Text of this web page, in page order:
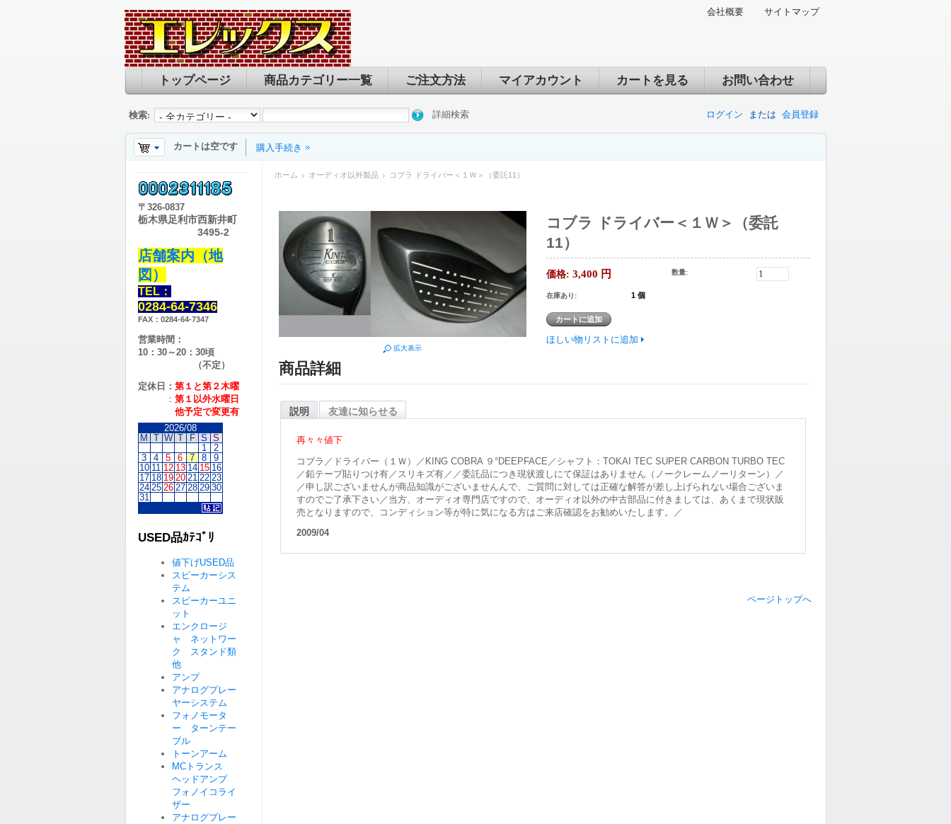
会社概要 サイトマップ
トップページ 商品カテゴリー一覧 ご注文方法 マイアカウント カートを見る お問い合わせ
ログイン または 会員登録
検索: 詳細検索
カートは空です 購入手続き
ホーム オーディオ以外製品 コブラ ドライバー＜１Ｗ＞（委託11）
拡大表示
コブラ ドライバー＜１Ｗ＞（委託
11）
価格: 3,400 円
在庫あり: 1 個
ほしい物リストに追加
数量:
商品詳細
説明 友達に知らせる
再々々値下
コブラ／ドライバー（１Ｗ）／KING COBRA ９°DEEPFACE／シャフト：TOKAI TEC SUPER CARBON TURBO TEC
／鉛テープ貼りつけ有／スリキズ有／／委託品につき現状渡しにて保証はありません（ノークレームノーリターン）／
／申し訳ございませんが商品知識がございませんんで、ご質問に対しては正確な解答が差し上げられない場合ございま
すのでご了承下さい／当方、オーディオ専門店ですので、オーディオ以外の中古部品に付きましては、あくまで現状販
売となりますので、コンディション等が特に気になる方はご来店確認をお勧めいたします。／
2009/04
ページトップへ
〒 326-0837
栃木県足利市西新井町
3495-2
店舗案内（地
図）
TEL：
0284-64-7346
FAX：0284-64-7347
営業時間：
10：30～20：30頃
（不定）
定休日： 第１と第２木曜
： 第１以外水曜日
他予定で変更有
2026/08
M
T W T F S S
1
2
3
4 5 6 7 8
9
10 11 12 13 14 15 16
17 18 19 20 21 22 23
24 25 26 27 28 29 30
31
USED品ｶﾃｺﾞﾘ
値下げUSED品
スピーカーシス
テム
スピーカーユニ
ット
エンクロージ
ャ ネットワー
ク スタンド類
他
アンプ
アナログプレー
ヤーシステム
フォノモータ
ー ターンテー
ブル
トーンアーム
MCトランス
ヘッドアンプ
フォノイコライ
ザー
アナログプレー